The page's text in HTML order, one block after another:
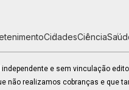
CidadesCiência
e sem vinculação
não realizamos cobranças e que